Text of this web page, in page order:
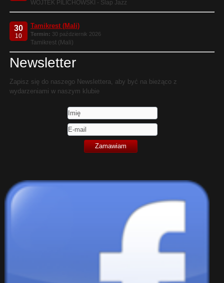
WOJTEK PILICHOWSKI - Slap Jazz
30
10
Tamikrest (Mali)
Termin: 30 październik 2026
Tamikrest (Mali)
Newsletter
Zapisz się do naszego Newslettera, aby być na bieżąco z
wydarzeniami w naszym klubie